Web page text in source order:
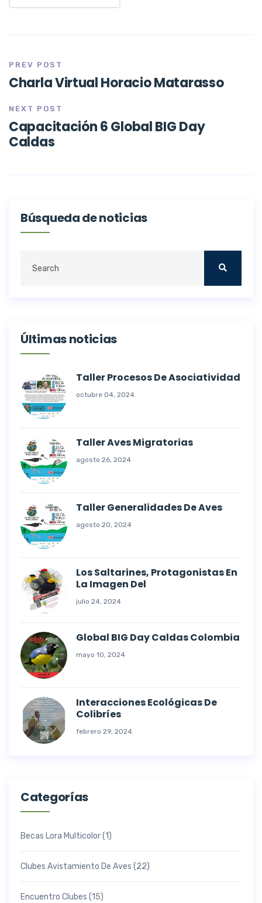
PREV POST
Charla Virtual Horacio Matarasso
NEXT POST
Capacitación 6 Global BIG Day
Caldas
Búsqueda de noticias
Últimas noticias
Taller Procesos De Asociatividad
octubre 04, 2024
Taller Aves Migratorias
agosto 26, 2024
Taller Generalidades De Aves
agosto 20, 2024
Los Saltarines, Protagonistas En
La Imagen Del
julio 24, 2024
Global BIG Day Caldas Colombia
mayo 10, 2024
Interacciones Ecológicas De
Colibríes
febrero 29, 2024
Categorías
Becas Lora Multicolor(1)
Clubes Avistamiento De Aves (22)
Encuentro Clubes (15)